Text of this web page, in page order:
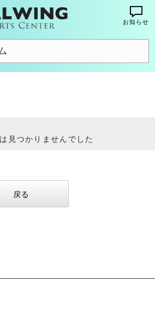
お知らせ
見つかりませんでした
戻る